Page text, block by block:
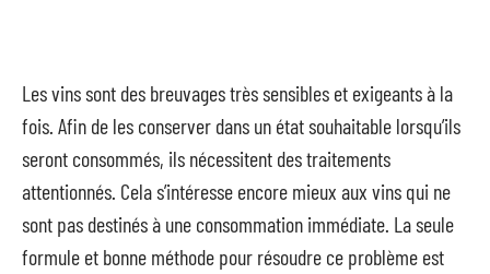
Les vins sont des breuvages très sensibles et exigeants à la
fois. Afin de les conserver dans un état souhaitable lorsqu’ils
seront consommés, ils nécessitent des traitements
attentionnés. Cela s’intéresse encore mieux aux vins qui ne
sont pas destinés à une consommation immédiate. La seule
formule et bonne méthode pour résoudre ce problème est